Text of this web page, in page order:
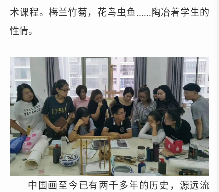
术课程。梅兰竹菊，花鸟虫鱼......陶冶着学生的
性情。
中国画至今已有两千多年的历史，源远流